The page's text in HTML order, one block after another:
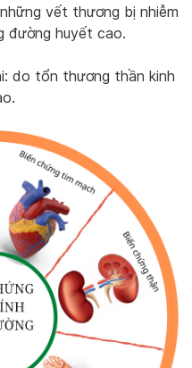
vết thương bị nhiễm
đường huyết cao.
do tổn thương thần kinh